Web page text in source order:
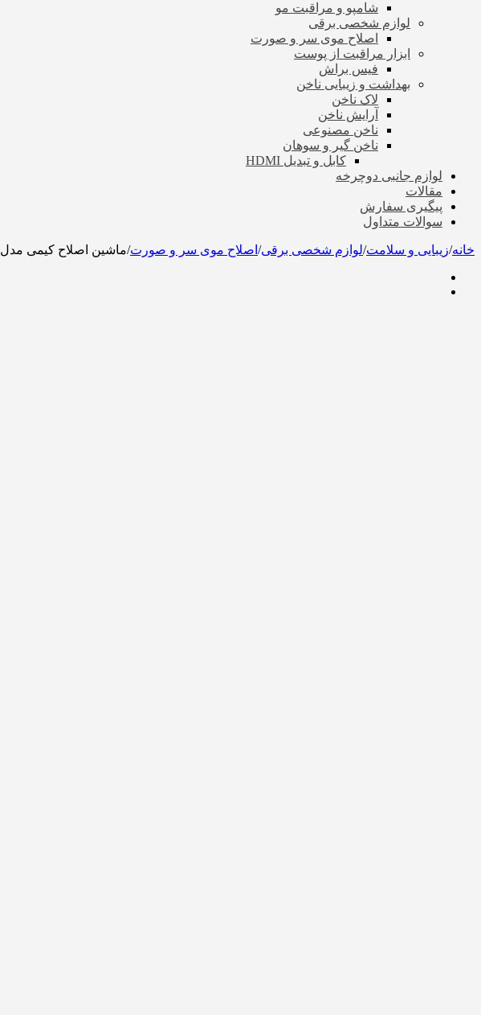
شامپو و مراقبت مو
لوازم شخصی برقی
اصلاح موی سر و صورت
ابزار مراقبت از پوست
فیس براش
بهداشت و زیبایی ناخن
لاک ناخن
آرایش ناخن
ناخن مصنوعی
ناخن گیر و سوهان
کابل و تبدیل HDMI
لوازم جانبی دوچرخه
مقالات
پیگیری سفارش
سوالات متداول
خانه/زیبایی و سلامت/لوازم شخصی برقی/ اصلاح موی سر و صورت/ماشین اصلاح کیمی مدل KM-5017